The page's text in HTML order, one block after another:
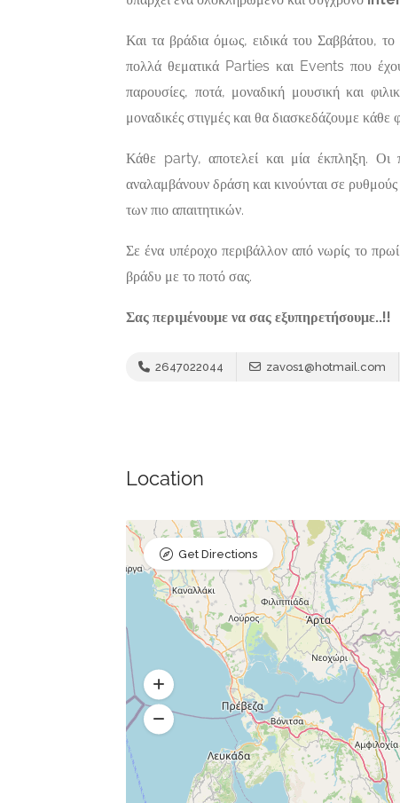
Και τα βράδια όμως, ειδικά του Σαββάτου, το
πολλά θεματικά Parties και Events που
παρουσίες, ποτά, μοναδική μουσική και
μοναδικές στιγμές και θα διασκεδάζουμε
Κάθε party, αποτελεί και μία έκπληξη. Οι
αναλαμβάνουν δράση και κινούνται σε
των πιο απαιτητικών.
Σε ένα υπέροχο περιβάλλον από νωρίς το
βράδυ με το ποτό σας.
Σας περιμένουμε να σας εξυπηρετήσουμε..!!
2647022044 zavos1@hotmail.com
Location
Get Directions